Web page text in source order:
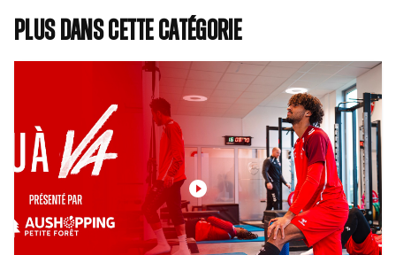
Plus dans cette catégorie